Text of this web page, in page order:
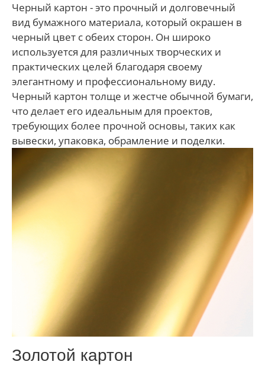
Черный картон - это прочный и долговечный
вид бумажного материала, который окрашен в
черный цвет с обеих сторон. Он широко
используется для различных творческих и
практических целей благодаря своему
элегантному и профессиональному виду.
Черный картон толще и жестче обычной бумаги,
что делает его идеальным для проектов,
требующих более прочной основы, таких как
вывески, упаковка, обрамление и поделки.
Золотой картон